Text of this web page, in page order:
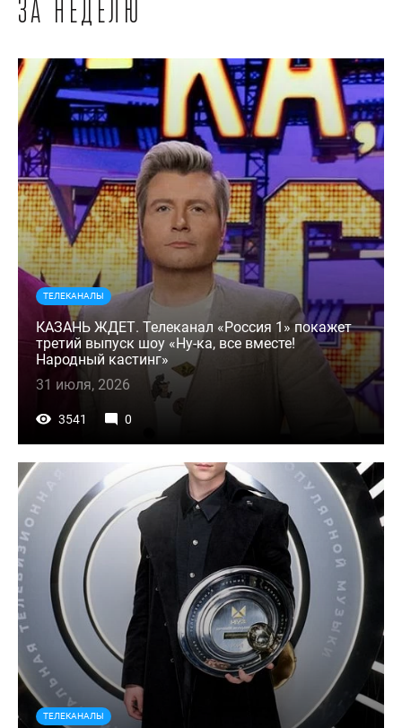
за неделю
ТЕЛЕКАНАЛЫ
КАЗАНЬ ЖДЕТ. Телеканал «Россия 1» покажет
третий выпуск шоу «Ну-ка, все вместе!
Народный кастинг»
31 июля, 2026
3541 0
ТЕЛЕКАНАЛЫ